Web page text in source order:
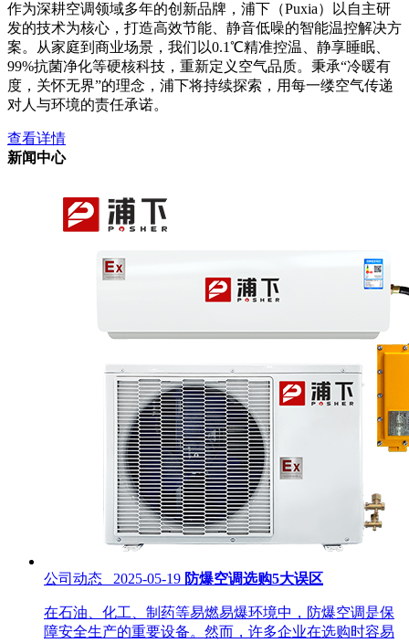
作为深耕空调领域多年的创新品牌，浦下（Puxia）以自主研
发的技术为核心，打造高效节能、静音低噪的智能温控解决方
案。从家庭到商业场景，我们以0.1℃精准控温、静享睡眠、
99%抗菌净化等硬核科技，重新定义空气品质。秉承“冷暖有
度，关怀无界”的理念，浦下将持续探索，用每一缕空气传递
对人与环境的责任承诺。
查看详情
新闻中心
公司动态 2025-05-19 防爆空调选购5大误区
在石油、化工、制药等易燃易爆环境中，防爆空调是保
障安全生产的重要设备。然而，许多企业在选购时容易